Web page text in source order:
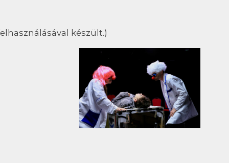
készült.)